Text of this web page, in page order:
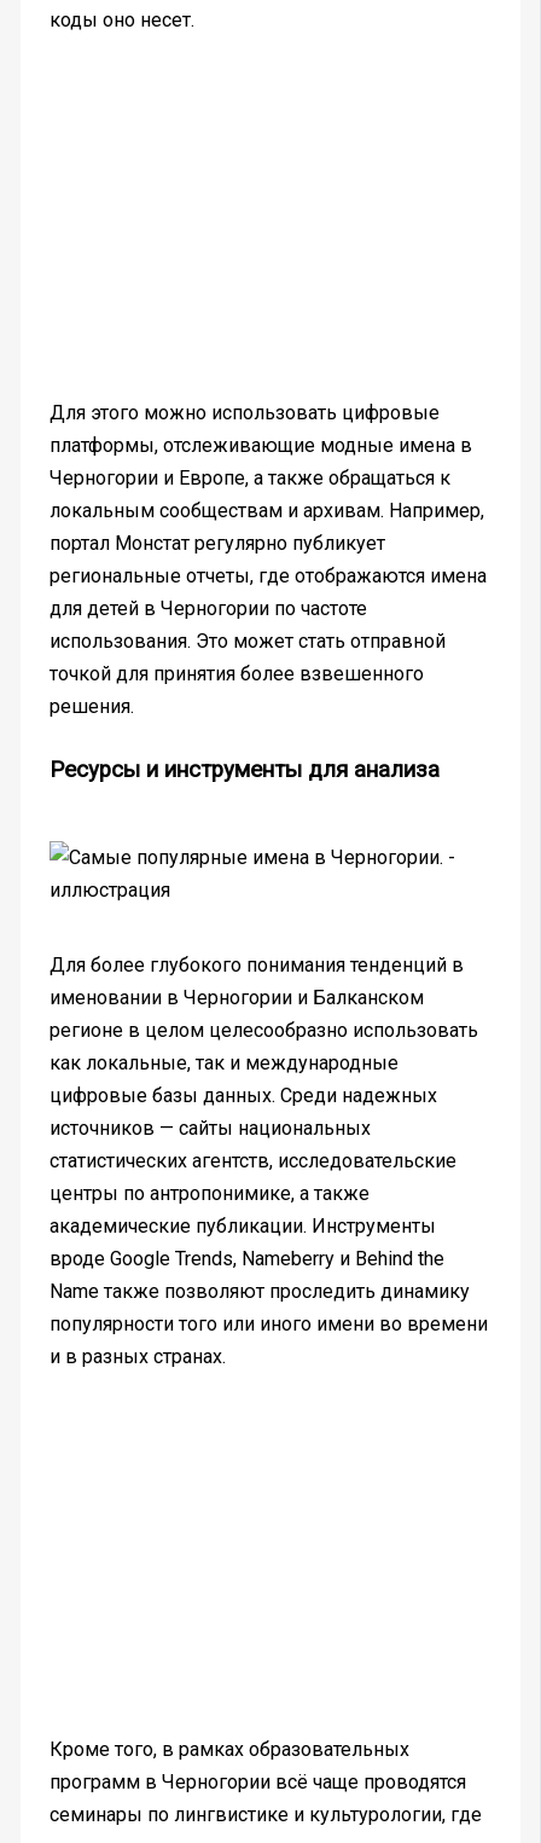
коды оно несет.
Для этого можно использовать цифровые
платформы, отслеживающие модные имена в
Черногории и Европе, а также обращаться к
локальным сообществам и архивам. Например,
портал Монстат регулярно публикует
региональные отчеты, где отображаются имена
для детей в Черногории по частоте
использования. Это может стать отправной
точкой для принятия более взвешенного
решения.
Ресурсы и инструменты для анализа
Для более глубокого понимания тенденций в
именовании в Черногории и Балканском
регионе в целом целесообразно использовать
как локальные, так и международные
цифровые базы данных. Среди надежных
источников — сайты национальных
статистических агентств, исследовательские
центры по антропонимике, а также
академические публикации. Инструменты
вроде Google Trends, Nameberry и Behind the
Name также позволяют проследить динамику
популярности того или иного имени во времени
и в разных странах.
Кроме того, в рамках образовательных
программ в Черногории всё чаще проводятся
семинары по лингвистике и культурологии, где